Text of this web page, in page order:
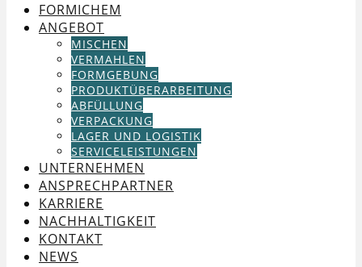
FORMICHEM
ANGEBOT
MISCHEN
VERMAHLEN
FORMGEBUNG
PRODUKTÜBERARBEITUNG
ABFÜLLUNG
VERPACKUNG
LAGER UND LOGISTIK
SERVICELEISTUNGEN
UNTERNEHMEN
ANSPRECHPARTNER
KARRIERE
NACHHALTIGKEIT
KONTAKT
NEWS